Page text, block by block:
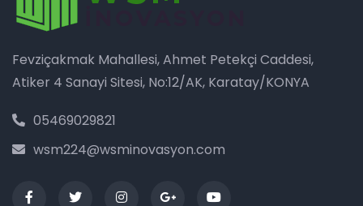
Fevziçakmak Mahallesi, Ahmet Petekçi Caddesi,
Atiker 4 Sanayi Sitesi, No:12/AK, Karatay/KONYA
05469029821
wsm224@wsminovasyon.com